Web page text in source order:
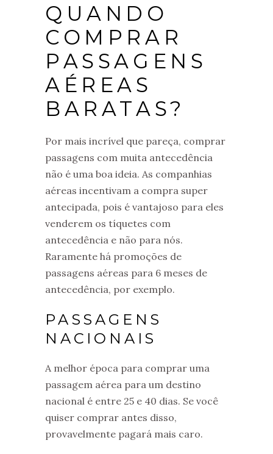
QUANDO
COMPRAR
PASSAGENS
AÉREAS
BARATAS?
Por mais incrível que pareça, comprar
passagens com muita antecedência
não é uma boa ideia. As companhias
aéreas incentivam a compra super
antecipada, pois é vantajoso para eles
venderem os tíquetes com
antecedência e não para nós.
Raramente há promoções de
passagens aéreas para 6 meses de
antecedência, por exemplo.
PASSAGENS
NACIONAIS
A melhor época para comprar uma
passagem aérea para um destino
nacional é entre 25 e 40 dias. Se você
quiser comprar antes disso,
provavelmente pagará mais caro.